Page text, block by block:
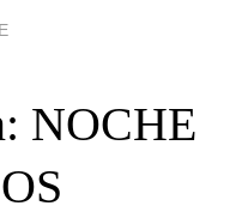
NOCHE